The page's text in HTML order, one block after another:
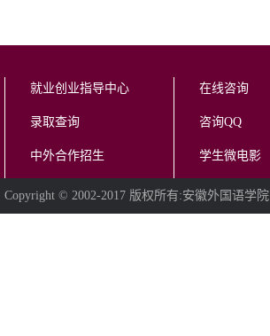
就业创业指导中心
录取查询
中外合作招生
在线咨询
咨询QQ
学生微电影
Copyright © 2002-2017 版权所有:安徽外国语学院